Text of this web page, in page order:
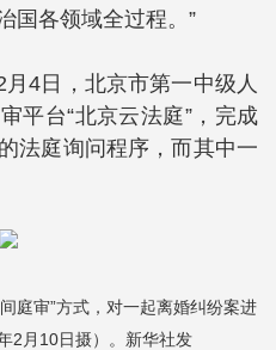
国各领域全过程。”
月4日，北京市第一中级人
平台“北京云法庭”，完成
法庭询问程序，而其中一
庭审”方式，对一起离婚纠纷案进
2月10日摄）。新华社发